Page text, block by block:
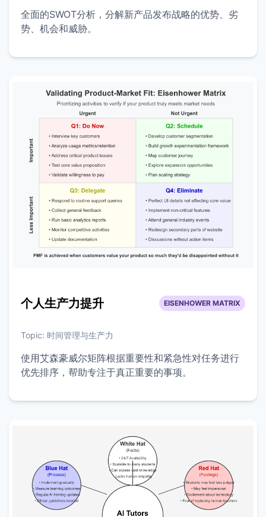
全面的SWOT分析，分解新产品发布战略的优势、劣
势、机会和威胁。
个人生产力提升 EISENHOWER MATRIX
Topic: 时间管理与生产力
使用艾森豪威尔矩阵根据重要性和紧急性对任务进行
优先排序，帮助专注于真正重要的事项。